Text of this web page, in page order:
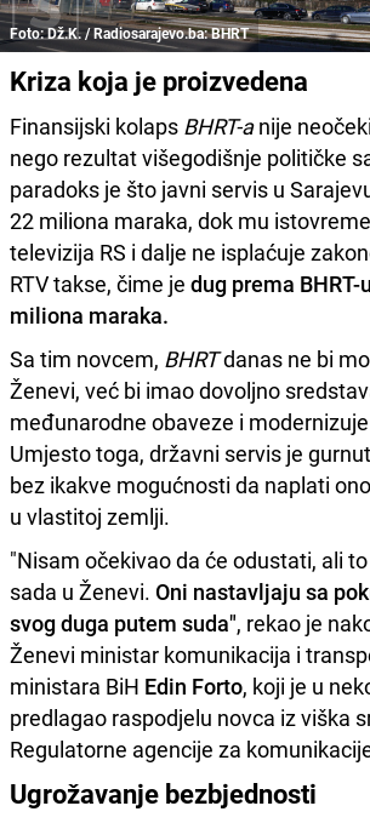
Foto: Dž.K. / Radiosarajevo.ba: BHRT
Kriza koja je proizvedena
Finansijski kolaps BHRT-anije
nego rezultat višegodišnje političke
paradoks je što javni servis u
22 miliona maraka, dok mu
televizija RS i dalje ne isplaćuje
RTV takse, čime je dug prema
miliona maraka.
Sa tim novcem, BHRTdanas ne bi
Ženevi, već bi imao dovoljno
međunarodne obaveze i
Umjesto toga, državni servis je
bez ikakve mogućnosti da naplati
u vlastitoj zemlji.
"Nisam očekivao da će odustati, ali
sada u Ženevi. Oni nastavljaju sa
svog duga putem suda", rekao je
Ženevi ministar komunikacija i
ministara BiH Edin Forto, koji je u
predlagao raspodjelu novca iz viška
Regulatorne agencije za
Ugrožavanje bezbjednosti